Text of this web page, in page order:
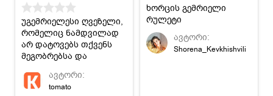
უგემრიელესი ღვეზელი,
რომელიც ნამდვილად
არ დატოვებს თქვენს
მეგობრებსა და
გულგრილს.
ავტორი:
tomato
ხორცის გემრიელი
რულეტი
ავტორი:
Shorena_Kevkhishvili